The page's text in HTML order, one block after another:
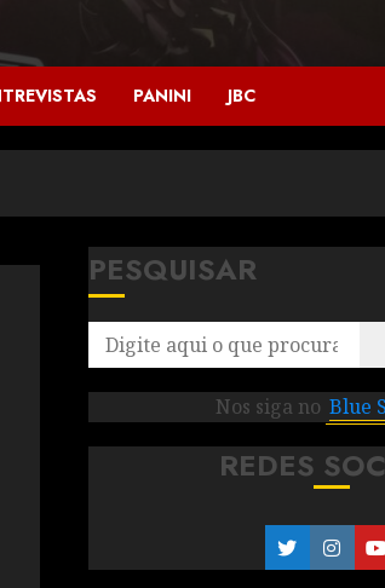
PANINI JBC
PESQUISAR
Nos siga no Blue
REDES